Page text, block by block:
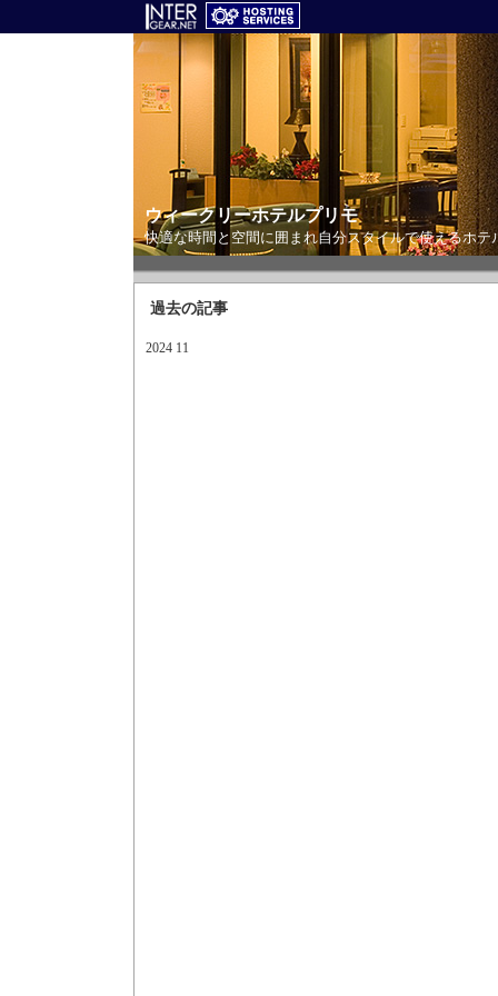
ウィークリーホテルプリモ
快適な時間と空間に囲まれ自分スタイルで使えるホテ
過去の記事
2024 11